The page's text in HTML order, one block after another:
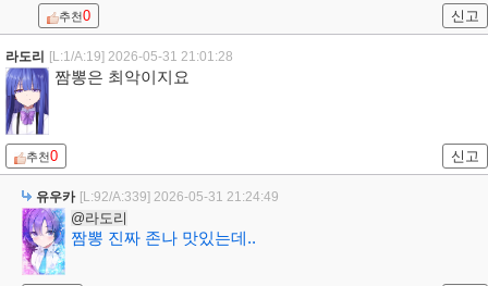
추천0 신고
라도리 [L:1/A:19] 2026-05-31 21:01:28
짬뽕은 최악이지요
추천0 신고
유우카 [L:92/A:339] 2026-05-31 21:24:49
@라도리
짬뽕 진짜 존나 맛있는데..